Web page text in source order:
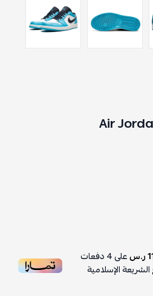
Air
على4دفعات
الإسلامية